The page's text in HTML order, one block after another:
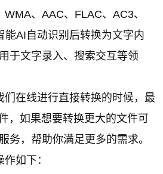
、AAC、FLAC、AC3、
能AI自动识别后转换为文字内
于文字录入、搜索交互等领
在线进行直接转换的时候，最
，如果想要转换更大的文件可
务，帮助你满足更多的需求。
如下：